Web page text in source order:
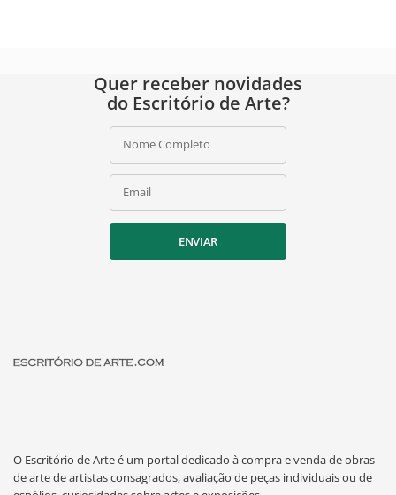
Quer receber novidades
do Escritório de Arte?
Nome Completo
Email
ENVIAR
O Escritório de Arte é um portal dedicado à compra e venda de obras
de arte de artistas consagrados, avaliação de peças individuais ou de